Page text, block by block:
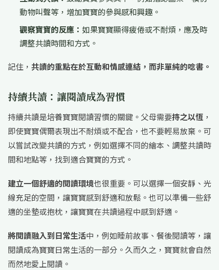
動物叫聲等，增加寶寶的參與感和興趣。
觀察寶寶的反應： 如果寶寶顯得疲倦或不耐煩，應及時
調整共讀時間和方式。
記住， 共讀的重點在於互動和情感連結，而非單純的唸書。
持續共讀：讓閱讀成為習慣
持續共讀是培養寶寶閱讀習慣的關鍵。父母需要持之以恆 ，
即使寶寶偶爾表現出不耐煩或不配合，也不要輕易放棄。可
以嘗試改變共讀的方式，例如選擇不同的繪本、調整共讀時
間和地點等，找到適合寶寶的方式。
建立一個舒適的閱讀環境也很重要。可以選擇一個安靜、光
線充足的空間，讓寶寶感到舒適和放鬆。也可以準備一些舒
適的坐墊或抱枕，讓寶寶在共讀過程中感到舒適。
將閱讀融入到日常生活中，例如睡前故事、餐後閱讀等，讓
閱讀成為寶寶日常生活的一部分。久而久之，寶寶就會自然
而然地愛上閱讀。